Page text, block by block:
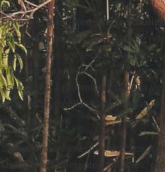
Em um ensaio interessante,
"engenheiros do caos" para se
especialistas em tecnologia que
ninguém para promover uma
assistimos à proeminência cada
enquanto o multilateralismo e as
mais corroídos.
Sempre houve mestres do caos:
Unidos , em diferentes estágios,